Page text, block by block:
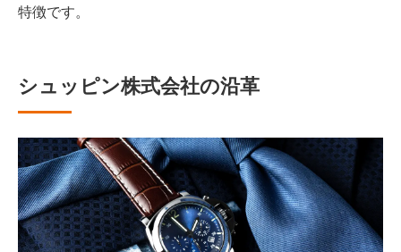
特徴です。
シュッピン株式会社の沿革